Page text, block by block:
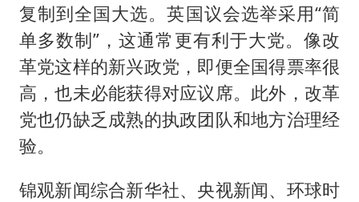
复制到全国大选。英国议会选举采用“简
单多数制”，这通常更有利于大党。像改
革党这样的新兴政党，即便全国得票率很
高，也未必能获得对应议席。此外，改革
党也仍缺乏成熟的执政团队和地方治理经
验。
锦观新闻综合新华社、央视新闻、环球时